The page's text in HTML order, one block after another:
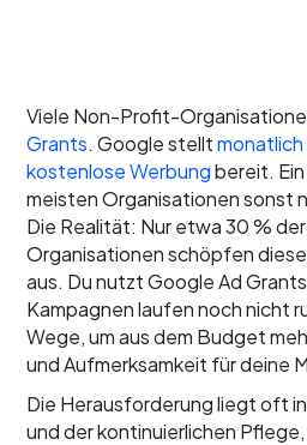
Viele Non-Profit-
Grants. Google stellt
kostenlose Werbungbereit.
meisten Organisationen sonst
Die Realität: Nur etwa 30 %
Organisationen schöpfen
aus. Du nutzt Google Ad
Kampagnen laufen noch nicht
Wege, um aus dem Budget
und Aufmerksamkeit für deine
Die Herausforderung liegt oft
und der kontinuierlichen